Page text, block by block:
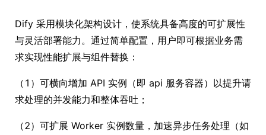
Dify 采用模块化架构设计，使系统具备高度的可扩展性
与灵活部署能力。通过简单配置，用户即可根据业务需
求实现性能扩展与组件替换：
（1）可横向增加 API 实例（即 api 服务容器）以提升请
求处理的并发能力和整体吞吐；
（2）可扩展 Worker 实例数量，加速异步任务处理（如